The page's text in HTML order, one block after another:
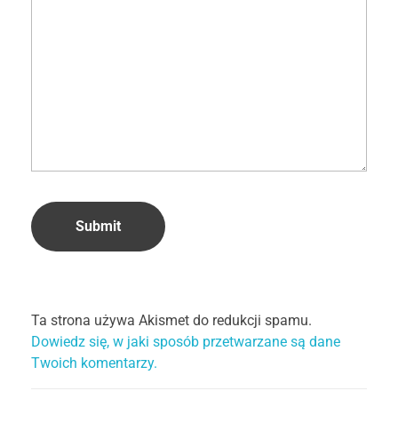
Ta strona używa Akismet do redukcji spamu.
Dowiedz się, w jaki sposób przetwarzane są dane
Twoich komentarzy.